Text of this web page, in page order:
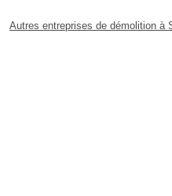
Autres entreprises de démolition à